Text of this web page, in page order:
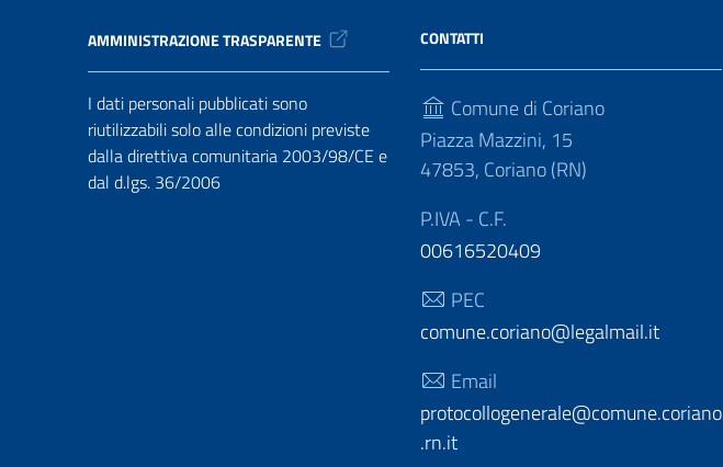
AMMINISTRAZIONE TRASPARENTE
I dati personali pubblicati sono
riutilizzabili solo alle condizioni previste
dalla direttiva comunitaria 2003/98/CE e
dal d.lgs. 36/2006
CONTATTI
Comune di Coriano
Piazza Mazzini, 15
47853, Coriano (RN)
P.IVA - C.F.
00616520409
PEC
comune.coriano@legalmail.it
Email
protocollogenerale@comune.coriano
.rn.it